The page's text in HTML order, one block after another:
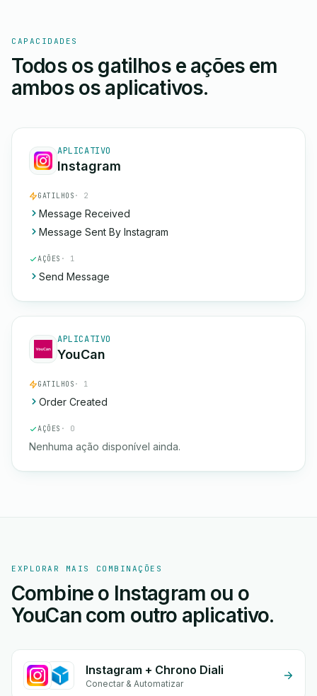
CAPACIDADES
Todos os gatilhos e ações em
ambos os aplicativos.
APLICATIVO
Instagram
GATILHOS · 2
Message Received
Message Sent By Instagram
AÇÕES · 1
Send Message
APLICATIVO
YouCan
GATILHOS · 1
Order Created
AÇÕES · 0
Nenhuma ação disponível ainda.
EXPLORAR MAIS COMBINAÇÕES
Combine o Instagram ou o
YouCan com outro aplicativo.
Instagram + Chrono Diali
Conectar & Automatizar